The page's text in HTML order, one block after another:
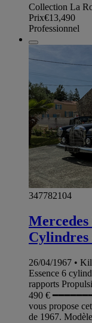
Collection La
Prix€13,490
Professionnel
347782104
Mercedes
26/04/1967 •
Essence 6
rapports
490 €
vous propose
de 1967.